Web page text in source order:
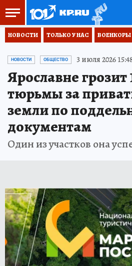
НОВОСТИ ТОЛЬКО У НАС ВОЕНКОРЫ
НОВОСТИ ОБЩЕСТВО 3 июля 2026
Ярославне грозит
тюрьмы за
земли по
документам
Один из участков она